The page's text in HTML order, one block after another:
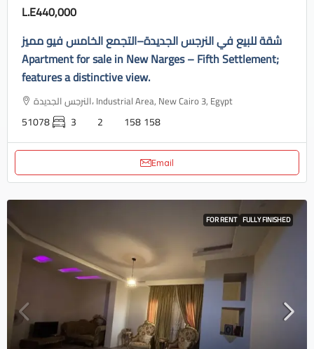
L.E440,000
شقة للبيع في النرجس الجديدة–التجمع الخامس فيو مميز
Apartment for sale in New Narges – Fifth Settlement;
features a distinctive view.
النرجس الجديدة، Industrial Area, New Cairo 3, Egypt
51078 3 2 158158
Email
FOR RENT FULLY FINISHED